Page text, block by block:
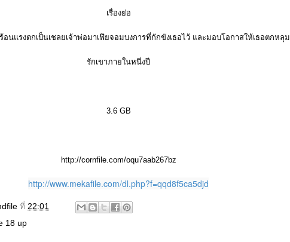
เรื่องย่อ
นแรงตกเป็นเชลยเจ้าพ่อมาเฟียจอมบงการที่กักขังเธอไว้ และมอบโอกาสให้เธอตกหลุม
รักเขาภายในหนึ่งปี
3.6 GB
http://cornfile.com/oqu7aab267bz
http://www.mekafile.com/dl.php?f=qqd8f5ca5djd
ที่ 22:01
18 up